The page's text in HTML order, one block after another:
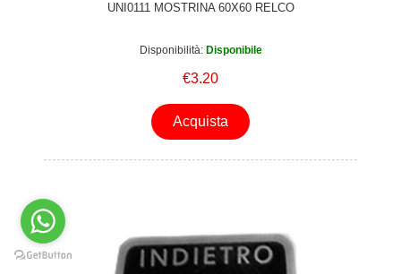
UNI0111 MOSTRINA 60X60 RELCO
Disponibilità: Disponibile
€3.20
Acquista